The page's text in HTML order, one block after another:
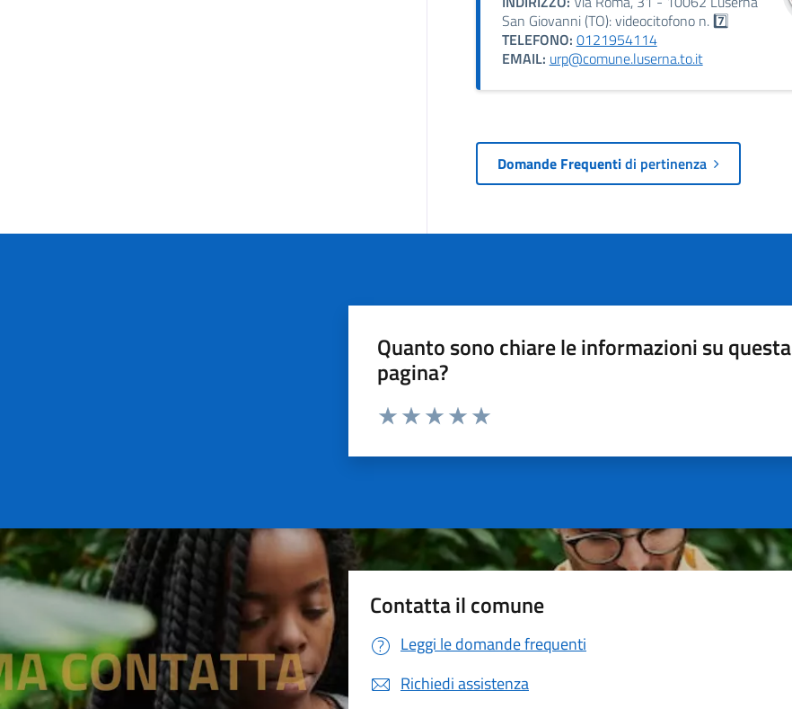
San Giovanni (TO): videocitofono n. 7️⃣
TELEFONO: 0121954114
EMAIL: urp@comune.luserna.to.it
Domande Frequentidi pertinenza
Quanto sono chiare le informazioni su questa
pagina?
Valuta da 1 a 5 stelle la pagina
Contatta il comune
Leggi le domande frequenti
Richiedi assistenza